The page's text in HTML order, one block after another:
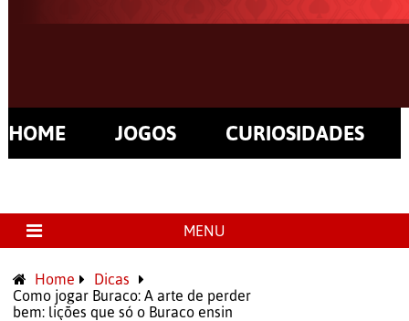
HOME JOGOS CURIOSIDADES
MENU
Home
Dicas
Como jogar Buraco: A arte de perder
bem: lições que só o Buraco ensin